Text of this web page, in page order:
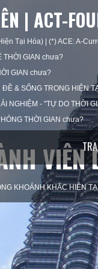
| ACT-
Tại Hóa) | (*) ACE: A-
THỜI GIAN chưa?
GIAN chưa?
& SỐNG TRONG HIỆN
NGHIỆM - "TỰ DO THỜI
THỜI GIAN chưa?
VIÊN
KHOẢNH KHẮC HIỆN